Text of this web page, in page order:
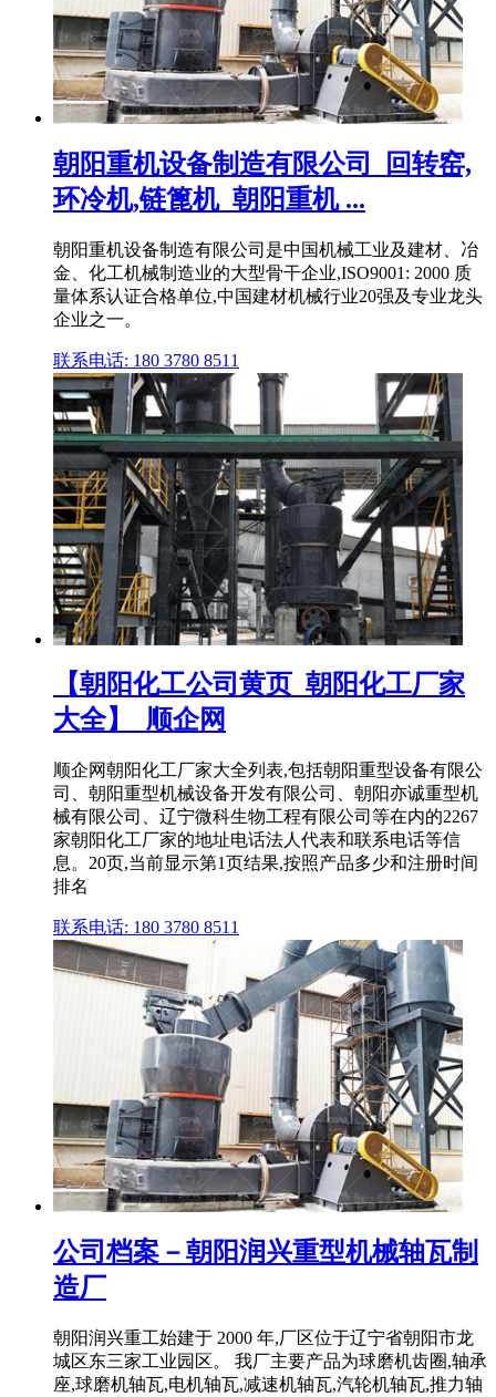
朝阳重机设备制造有限公司_回转窑,
环冷机,链篦机_朝阳重机 ...
朝阳重机设备制造有限公司是中国机械工业及建材、冶
金、化工机械制造业的大型骨干企业,ISO9001: 2000 质
量体系认证合格单位,中国建材机械行业20强及专业龙头
企业之一。
联系电话: 180 3780 8511
【朝阳化工公司黄页_朝阳化工厂家
大全】_顺企网
顺企网朝阳化工厂家大全列表,包括朝阳重型设备有限公
司、朝阳重型机械设备开发有限公司、朝阳亦诚重型机
械有限公司、辽宁微科生物工程有限公司等在内的2267
家朝阳化工厂家的地址电话法人代表和联系电话等信
息。20页,当前显示第1页结果,按照产品多少和注册时间
排名
联系电话: 180 3780 8511
公司档案－朝阳润兴重型机械轴瓦制
造厂
朝阳润兴重工始建于 2000 年,厂区位于辽宁省朝阳市龙
城区东三家工业园区。 我厂主要产品为球磨机齿圈,轴承
座,球磨机轴瓦,电机轴瓦,减速机轴瓦,汽轮机轴瓦,推力轴